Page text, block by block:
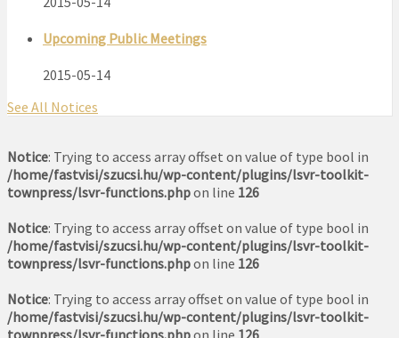
Upcoming Public Meetings
2015-05-14
See All Notices
Notice: Trying to access array offset on value of type bool in
/home/fastvisi/szucsi.hu/wp-content/plugins/lsvr-toolkit-
townpress/lsvr-functions.phpon line 126
Notice: Trying to access array offset on value of type bool in
/home/fastvisi/szucsi.hu/wp-content/plugins/lsvr-toolkit-
townpress/lsvr-functions.phpon line 126
Notice: Trying to access array offset on value of type bool in
/home/fastvisi/szucsi.hu/wp-content/plugins/lsvr-toolkit-